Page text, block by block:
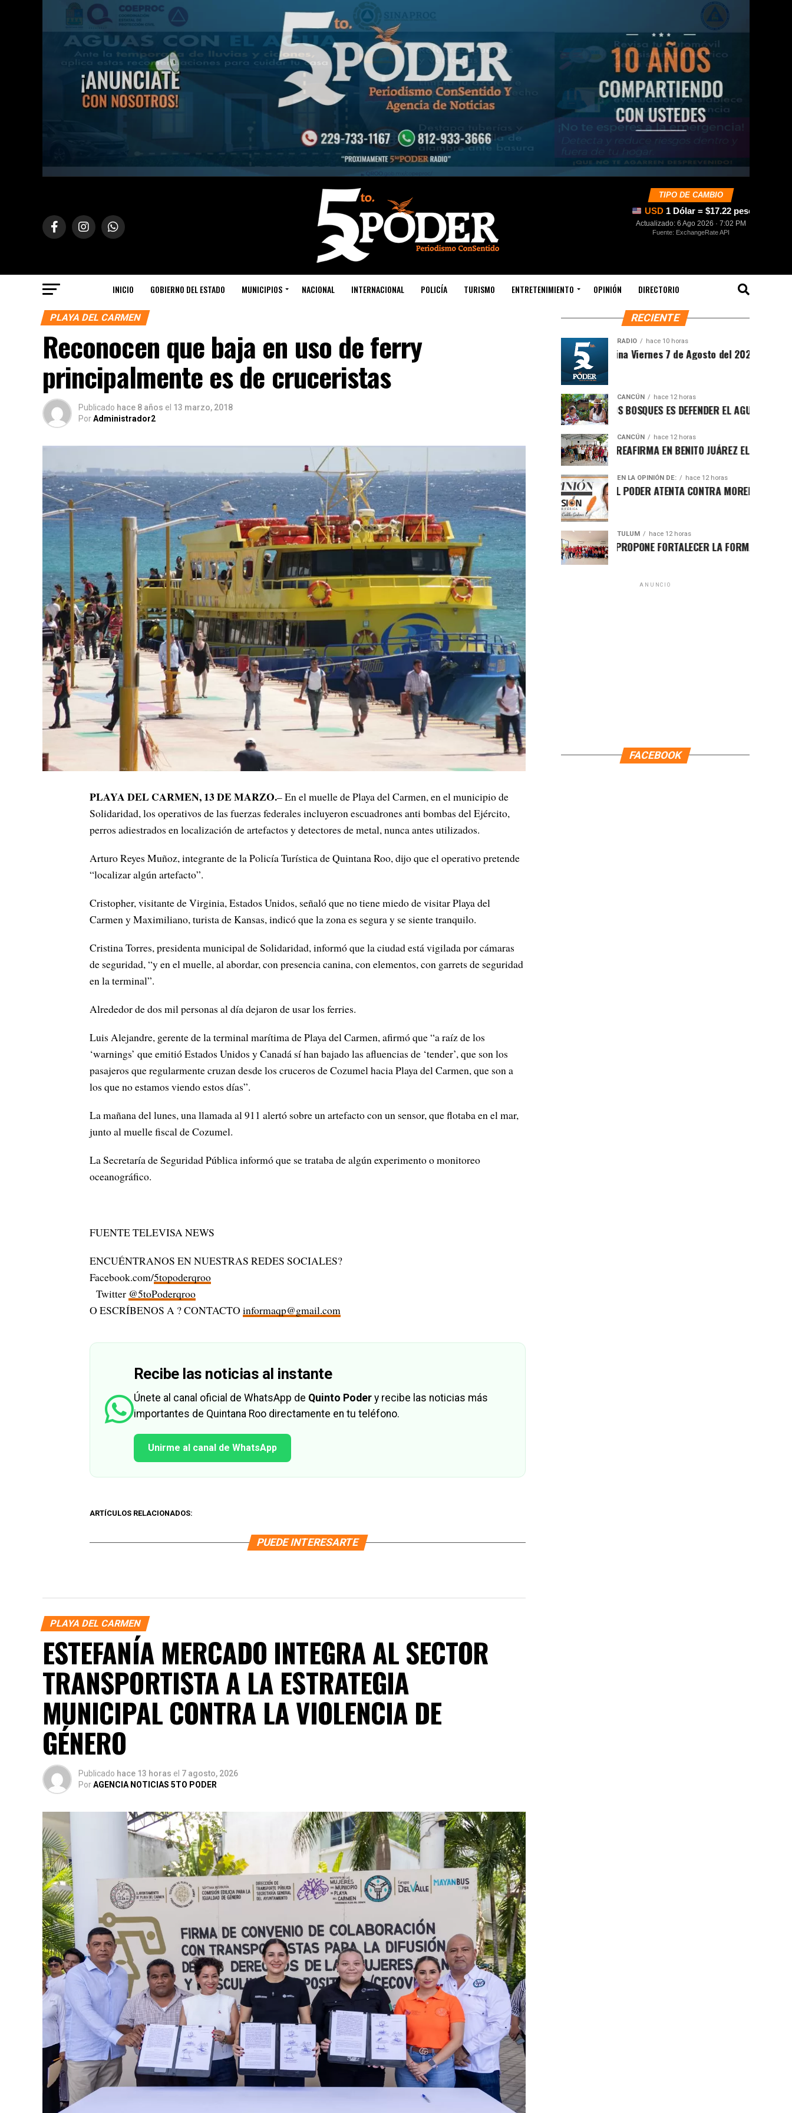
TIPO DE CAMBIO
USD 1 Dólar = $17.22 pesos
Actualizado: 6 Ago 2026 · 7:02 PM
Fuente: ExchangeRate API
INICIO GOBIERNO DEL ESTADO MUNICIPIOS NACIONAL INTERNACIONAL POLICÍA TURISMO ENTRETENIMIENTO OPINIÓN DIRECTORIO
PLAYA DEL CARMEN
Reconocen que baja en uso de ferry
principalmente es de cruceristas
Publicado hace 8 años el 13 marzo, 2018
PorAdministrador2
PLAYA DEL CARMEN, 13 DE MARZO.– En el muelle de Playa del Carmen, en el municipio de
Solidaridad, los operativos de las fuerzas federales incluyeron escuadrones anti bombas del Ejército,
perros adiestrados en localización de artefactos y detectores de metal, nunca antes utilizados.
Arturo Reyes Muñoz, integrante de la Policía Turística de Quintana Roo, dijo que el operativo pretende
“localizar algún artefacto”.
Cristopher, visitante de Virginia, Estados Unidos, señaló que no tiene miedo de visitar Playa del
Carmen y Maximiliano, turista de Kansas, indicó que la zona es segura y se siente tranquilo.
Cristina Torres, presidenta municipal de Solidaridad, informó que la ciudad está vigilada por cámaras
de seguridad, “y en el muelle, al abordar, con presencia canina, con elementos, con garrets de seguridad
en la terminal”.
Alrededor de dos mil personas al día dejaron de usar los ferries.
Luis Alejandre, gerente de la terminal marítima de Playa del Carmen, afirmó que “a raíz de los
‘warnings’ que emitió Estados Unidos y Canadá sí han bajado las afluencias de ‘tender’, que son los
pasajeros que regularmente cruzan desde los cruceros de Cozumel hacia Playa del Carmen, que son a
los que no estamos viendo estos días”.
La mañana del lunes, una llamada al 911 alertó sobre un artefacto con un sensor, que flotaba en el mar,
junto al muelle fiscal de Cozumel.
La Secretaría de Seguridad Pública informó que se trataba de algún experimento o monitoreo
oceanográfico.
FUENTE TELEVISA NEWS
ENCUÉNTRANOS EN NUESTRAS REDES SOCIALES?
Facebook.com/5topoderqroo
Twitter @5toPoderqroo
O ESCRÍBENOS A ? CONTACTO informaqp@gmail.com
Recibe las noticias al instante
Únete al canal oficial de WhatsApp de Quinto Poder y recibe las noticias más
importantes de Quintana Roo directamente en tu teléfono.
Unirme al canal de WhatsApp
ARTÍCULOS RELACIONADOS:
PUEDE INTERESARTE
PLAYA DEL CARMEN
ESTEFANÍA MERCADO INTEGRA AL SECTOR
TRANSPORTISTA A LA ESTRATEGIA
MUNICIPAL CONTRA LA VIOLENCIA DE
GÉNERO
Publicado hace 13 horas el 7 agosto, 2026
PorAGENCIA NOTICIAS 5TO PODER
RECIENTE
RADIO hace 10 horas
Sintesis Matutina Viernes 7 de Agosto del 2026
CANCÚN hace 12 horas
PROTEGER LOS BOSQUES ES DEFENDER EL AGUA Y EL
CANCÚN hace 12 horas
RAFA MARÍN REAFIRMA EN BENITO JUÁREZ EL LLAMADO A
EN LA OPINIÓN DE: hace 12 horas
LUCHA POR EL PODER ATENTA CONTRA MORENA EN Q.ROO
TULUM hace 12 horas
HUGO ALDAY PROPONE FORTALECER LA FORMACIÓN
ANUNCIO
FACEBOOK